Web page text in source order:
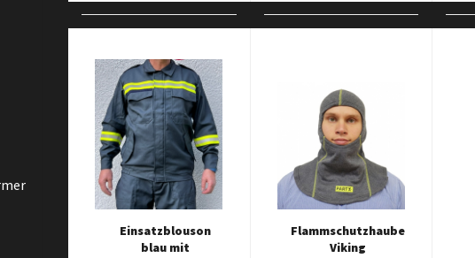
Einsatzblouson
blau mit
Flammschutzhaube
Viking